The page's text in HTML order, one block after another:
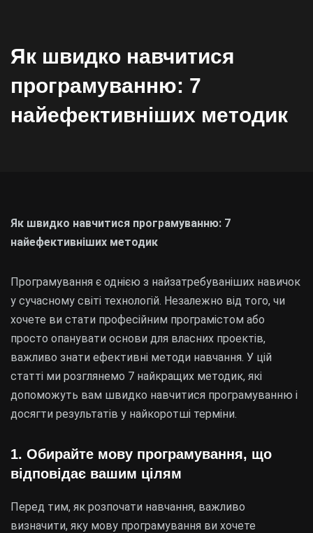
Як швидко навчитися
програмуванню: 7
найефективніших методик
Як швидко навчитися програмуванню: 7
найефективніших методик
Програмування є однією з найзатребуваніших навичок
у сучасному світі технологій. Незалежно від того, чи
хочете ви стати професійним програмістом або
просто опанувати основи для власних проектів,
важливо знати ефективні методи навчання. У цій
статті ми розглянемо 7 найкращих методик, які
допоможуть вам швидко навчитися програмуванню і
досягти результатів у найкоротші терміни.
1. Обирайте мову програмування, що
відповідає вашим цілям
Перед тим, як розпочати навчання, важливо
визначити, яку мову програмування ви хочете